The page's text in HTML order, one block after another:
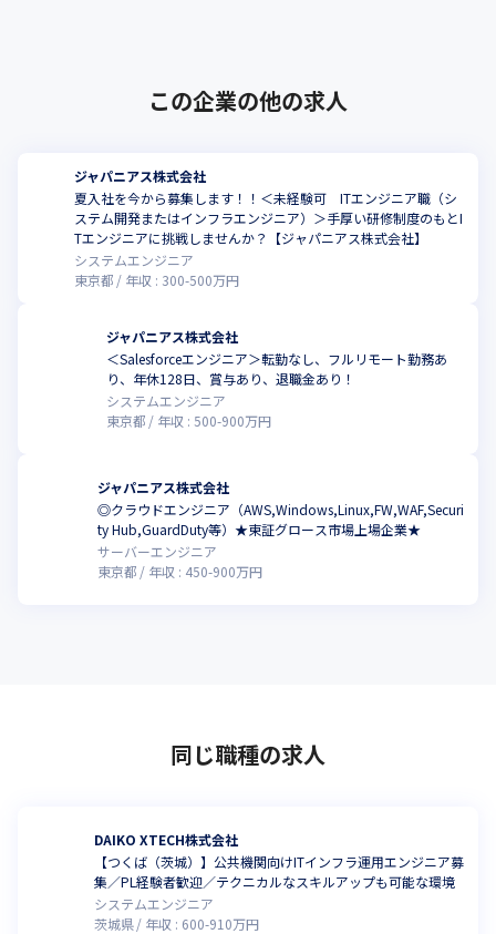
この企業の他の求人
ジャパニアス株式会社
夏入社を今から募集します！！＜未経験可 ITエンジニア職（シ
ステム開発またはインフラエンジニア）＞手厚い研修制度のもとI
Tエンジニアに挑戦しませんか？【ジャパニアス株式会社】
システムエンジニア
東京都
年収 : 300-500万円
ジャパニアス株式会社
＜Salesforceエンジニア＞転勤なし、フルリモート勤務あ
り、年休128日、賞与あり、退職金あり！
システムエンジニア
東京都
年収 : 500-900万円
ジャパニアス株式会社
◎クラウドエンジニア（AWS,Windows,Linux,FW,WAF,Securi
ty Hub,GuardDuty等）★東証グロース市場上場企業★
サーバーエンジニア
東京都
年収 : 450-900万円
同じ職種の求人
DAIKO XTECH株式会社
【つくば（茨城）】公共機関向けITインフラ運用エンジニア募
集／PL経験者歓迎／テクニカルなスキルアップも可能な環境
システムエンジニア
茨城県
年収 : 600-910万円